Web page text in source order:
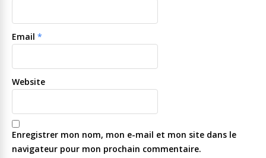
Email *
Website
Enregistrer mon nom, mon e-mail et mon site dans le
navigateur pour mon prochain commentaire.